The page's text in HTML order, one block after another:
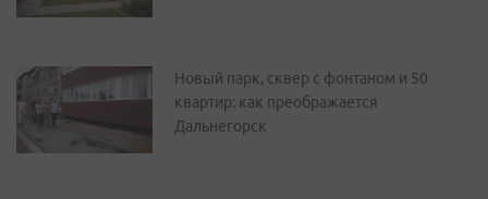
Новый парк, сквер с фонтаном и 50
квартир: как преображается
Дальнегорск